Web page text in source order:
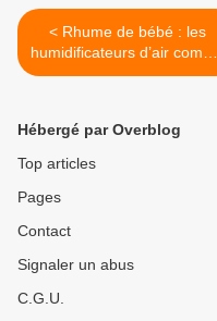
< Rhume de bébé : les
humidificateurs d’air comme
solution ?
Hébergé par Overblog
Top articles
Pages
Contact
Signaler un abus
C.G.U.